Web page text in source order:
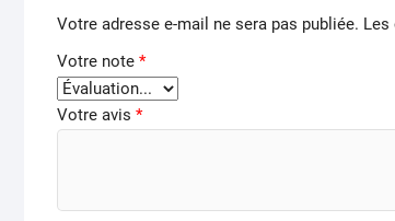
Votre adresse e-mail ne sera pas publiée. Les
Votre note *
Votre avis *